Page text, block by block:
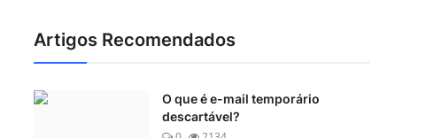
Artigos Recomendados
O que é e-mail temporário
descartável?